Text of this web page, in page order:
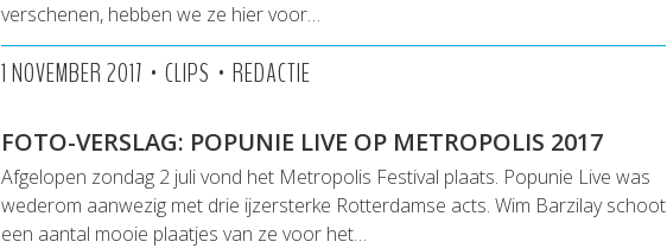
verschenen, hebben we ze hier voor…
1 NOVEMBER 2017 • CLIPS • REDACTIE
FOTO-VERSLAG: POPUNIE LIVE OP METROPOLIS 2017
Afgelopen zondag 2 juli vond het Metropolis Festival plaats. Popunie Live was
wederom aanwezig met drie ijzersterke Rotterdamse acts. Wim Barzilay schoot
een aantal mooie plaatjes van ze voor het…